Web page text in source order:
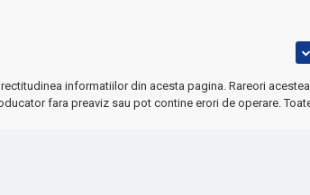
informatiilor din acesta pagina. Rareori
fara preaviz sau pot contine erori de operare.